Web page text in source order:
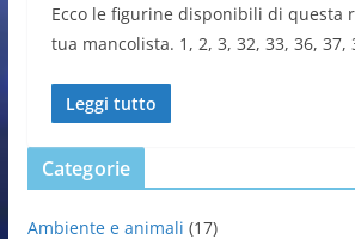
Ecco le figurine disponibili di questa
tua mancolista. 1, 2, 3, 32, 33, 36, 37,
Leggi tutto
Categorie
Ambiente e animali (17)